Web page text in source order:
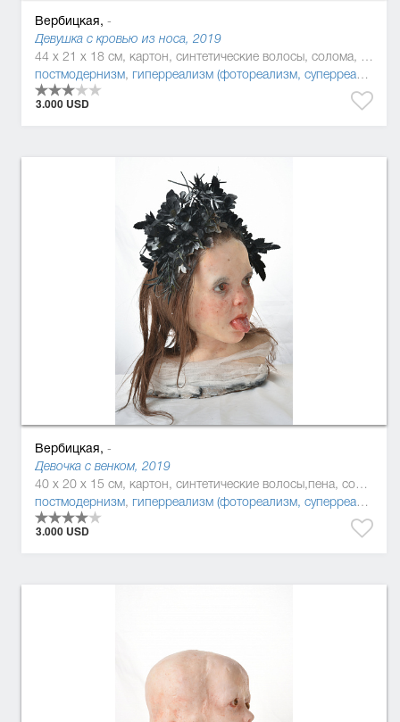
Вербицкая, -
Девушка с кровью из носа, 2019
44 x 21 x 18 см, картон, синтетические волосы, солома, силикон, смола
постмодернизм, гиперреализм (фотореализм, суперреализм)
3.000 USD
Вербицкая, -
Девочка с венком, 2019
40 x 20 x 15 см, картон, синтетические волосы,пена, солома, силикон, смола, искусственные цветы
постмодернизм, гиперреализм (фотореализм, суперреализм)
3.000 USD